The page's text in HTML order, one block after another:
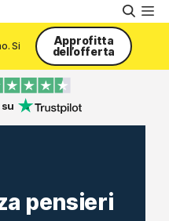
Cerca
Si
Approfitta
dell’offerta
pensieri